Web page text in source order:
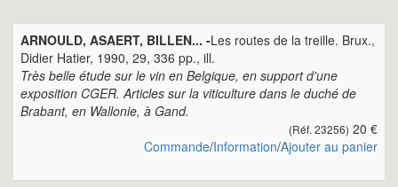
ARNOULD, ASAERT, BILLEN... -Les routes de la treille. Brux.,
Didier Hatier, 1990, 29, 336 pp., ill.
Très belle étude sur le vin en Belgique, en support d'une
exposition CGER. Articles sur la viticulture dans le duché de
Brabant, en Wallonie, à Gand.
(Réf. 23256) 20 €
Commande/Information/Ajouter au panier